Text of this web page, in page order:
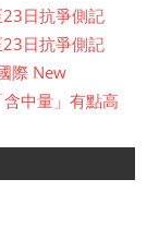
日抗爭側記
日抗爭側記
際 New
中量」有點高